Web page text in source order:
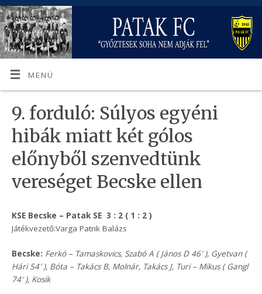
MENÜ
9. forduló: Súlyos egyéni
hibák miatt két gólos
előnyből szenvedtünk
vereséget Becske ellen
KSE Becske – Patak SE 3 : 2 ( 1 : 2 )
Játékvezető:Varga Patrik Balázs
Becske: Ferkó – Tamaskovics, Szabó A ( János D 46′ ), Gyetvan (
Hári 54′ ), Bóta – Takács B, Molnár, Takács J, Turi – Mikus ( Gangl
74′ ), Kosik